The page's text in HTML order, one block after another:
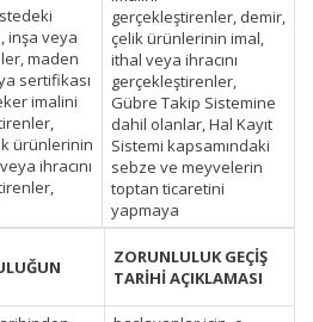
gerçekleştirenler, demir,
çelik ürünlerinin imal,
ithal veya ihracını
gerçekleştirenler,
Gübre Takip Sistemine
dahil olanlar, Hal Kayıt
Sistemi kapsamındaki
sebze ve meyvelerin
toptan ticaretini
yapmaya
inşa veya
maden
sertifikası
imalini
ürünlerinin
ihracını
ZORUNLULUK GEÇİŞ
TARİHİ AÇIKLAMASI